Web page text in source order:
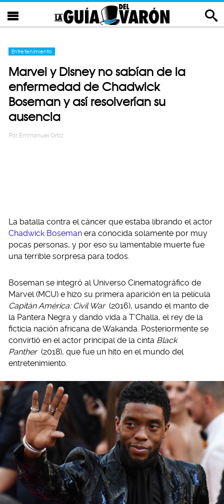
Entretenimiento
Marvel y Disney no sabían de la
enfermedad de Chadwick
Boseman y así resolverían su
ausencia
Por Emmanuel Ortiz
La batalla contra el cáncer que estaba librando el actor
Chadwick Boseman era conocida solamente por muy
pocas personas, y por eso su lamentable muerte fue
una terrible sorpresa para todos.
Boseman se integró al Universo Cinematográfico de
Marvel (MCU) e hizo su primera aparición en la película
Capitán América: Civil War (2016), usando el manto de
la Pantera Negra y dando vida a T’Challa, el rey de la
ficticia nación africana de Wakanda. Posteriormente se
convirtió en el actor principal de la cinta Black
Panther (2018), que fue un hito en el mundo del
entretenimiento.